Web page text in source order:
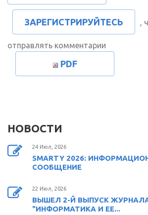
ЗАРЕГИСТРИРУЙТЕСЬ ,
отправлять комментарии
PDF
НОВОСТИ
24 Июл, 2026
SMARTY 2026:
СООБЩЕНИЕ
22 Июл, 2026
ВЫШЕЛ 2-Й ВЫПУСК
"ИНФОРМАТИКА И ЕЕ...